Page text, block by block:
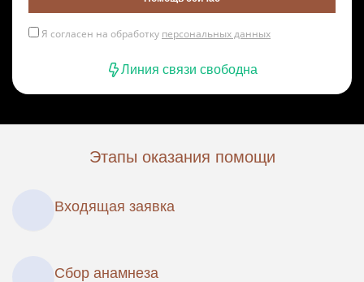
Я согласен на обработку персональных данных
Линия связи свободна
Этапы оказания помощи
Входящая заявка
Сбор анамнеза